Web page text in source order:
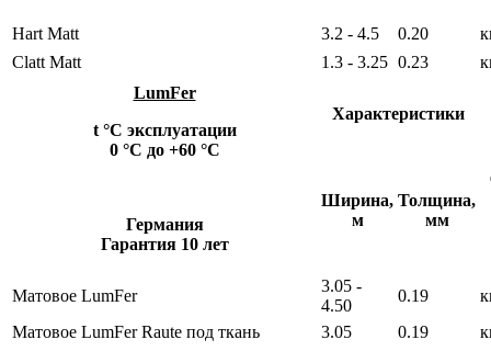
Hart Matt 3.2 - 4.5 0.20
Clatt Matt
1.3 - 3.25 0.23
LumFer
t °С эксплуатации
0 °С до +60 °С
Германия
Гарантия 10 лет
Характеристики
Ширина,
м
Толщина,
мм
Матовое LumFer
3.05 -
4.50
0.19
Матовое LumFer Raute под ткань
3.05 0.19